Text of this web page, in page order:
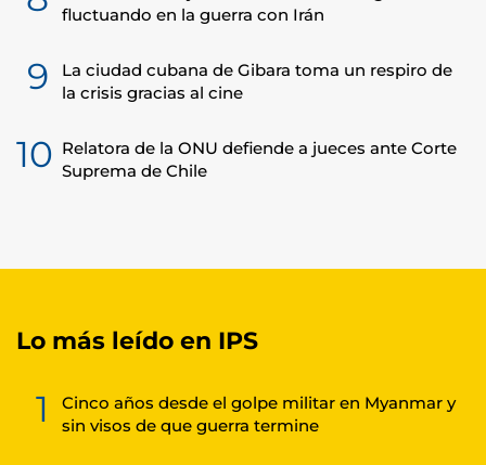
fluctuando en la guerra con Irán
9
La ciudad cubana de Gibara toma un respiro de
la crisis gracias al cine
10 Relatora de la ONU defiende a jueces ante Corte
Suprema de Chile
Lo más leído en IPS
1
Cinco años desde el golpe militar en Myanmar y
sin visos de que guerra termine